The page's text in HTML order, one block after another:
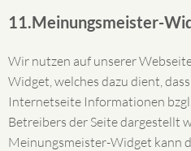
11.Meinungsmeister-
Wir nutzen auf unserer
Widget, welches dazu dient,
Internetseite Informationen
Betreibers der Seite dargestellt
Meinungsmeister-Widget kann